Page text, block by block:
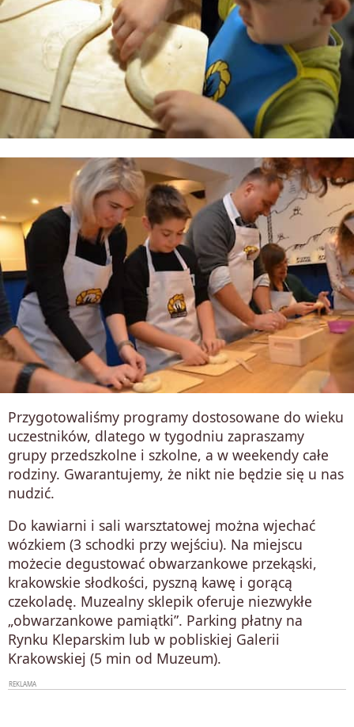
Przygotowaliśmy programy dostosowane do wieku
uczestników, dlatego w tygodniu zapraszamy
grupy przedszkolne i szkolne, a w weekendy całe
rodziny. Gwarantujemy, że nikt nie będzie się u nas
nudzić.
Do kawiarni i sali warsztatowej można wjechać
wózkiem (3 schodki przy wejściu). Na miejscu
możecie degustować obwarzankowe przekąski,
krakowskie słodkości, pyszną kawę i gorącą
czekoladę. Muzealny sklepik oferuje niezwykłe
„obwarzankowe pamiątki”. Parking płatny na
Rynku Kleparskim lub w pobliskiej Galerii
Krakowskiej (5 min od Muzeum).